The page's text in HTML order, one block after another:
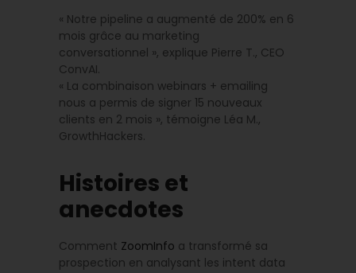
« Notre pipeline a augmenté de 200% en 6
mois grâce au marketing
conversationnel », explique Pierre T., CEO
ConvAI.
« La combinaison webinars + emailing
nous a permis de signer 15 nouveaux
clients en 2 mois », témoigne Léa M.,
GrowthHackers.
Histoires et
anecdotes
Comment ZoomInfo a transformé sa
prospection en analysant les intent data